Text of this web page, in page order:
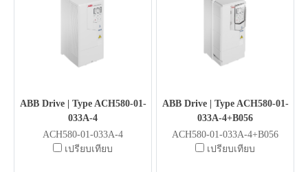
ABB Drive | Type ACH580-01-
033A-4
ACH580-01-033A-4
เปรียบเทียบ
ABB Drive | Type ACH580-01-
033A-4+B056
ACH580-01-033A-4+B056
เปรียบเทียบ